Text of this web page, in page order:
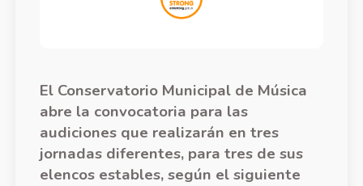
El Conservatorio Municipal de Música
abre la convocatoria para las
audiciones que realizarán en tres
jornadas diferentes, para tres de sus
elencos estables, según el siguiente